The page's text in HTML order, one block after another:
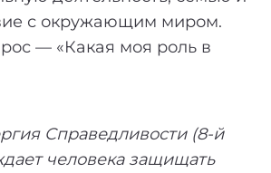
с окружающим миром.
— «Какая моя роль в
Справедливости (8-й
человека защищать